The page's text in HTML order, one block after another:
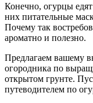
Конечно, огурцы
них питательные
Почему так
ароматно и полезно.
Предлагаем вашему
огородника по
открытом грунте.
путеводителем по